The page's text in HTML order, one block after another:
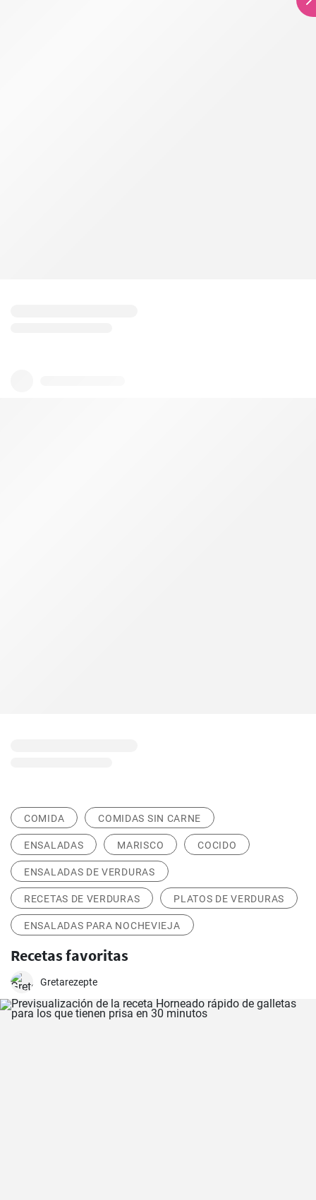
COMIDA COMIDAS SIN CARNE
ENSALADAS MARISCO COCIDO
ENSALADAS DE VERDURAS
RECETAS DE VERDURAS PLATOS DE VERDURAS
ENSALADAS PARA NOCHEVIEJA
Recetas favoritas
Gretarezepte